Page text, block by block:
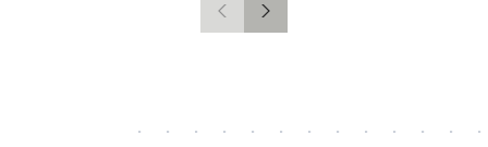
PoprzedniNastępny